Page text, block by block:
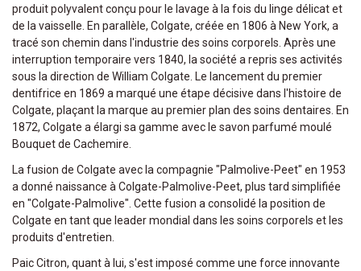
produit polyvalent conçu pour le lavage à la fois du linge délicat et
de la vaisselle. En parallèle, Colgate, créée en 1806 à New York, a
tracé son chemin dans l'industrie des soins corporels. Après une
interruption temporaire vers 1840, la société a repris ses activités
sous la direction de William Colgate. Le lancement du premier
dentifrice en 1869 a marqué une étape décisive dans l'histoire de
Colgate, plaçant la marque au premier plan des soins dentaires. En
1872, Colgate a élargi sa gamme avec le savon parfumé moulé
Bouquet de Cachemire.
La fusion de Colgate avec la compagnie "Palmolive-Peet" en 1953
a donné naissance à Colgate-Palmolive-Peet, plus tard simplifiée
en "Colgate-Palmolive". Cette fusion a consolidé la position de
Colgate en tant que leader mondial dans les soins corporels et les
produits d'entretien.
Paic Citron, quant à lui, s'est imposé comme une force innovante